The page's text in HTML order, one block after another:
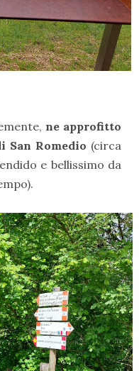
ne approfitto
San Romedio (circa
e bellissimo da